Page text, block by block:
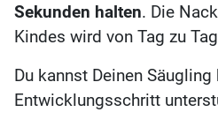
Sekunden halten. Die
Kindes wird von Tag zu
Du kannst Deinen
Entwicklungsschritt